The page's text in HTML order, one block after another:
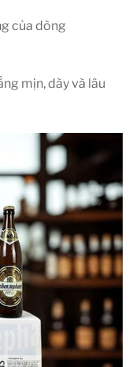
của dòng
mịn, dày và lâu